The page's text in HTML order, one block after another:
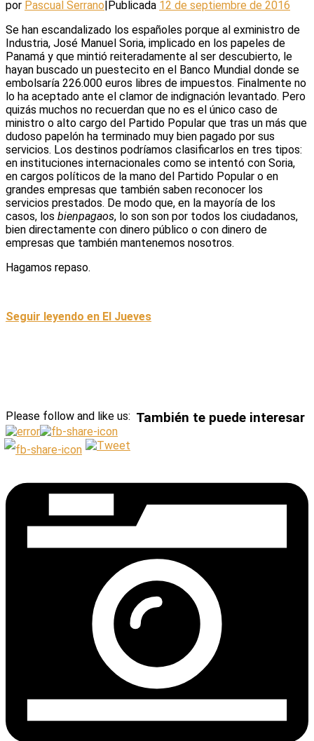
por Pascual Serrano|Publicada 12 de septiembre de 2016
Se han escandalizado los españoles porque al exministro de
Industria, José Manuel Soria, implicado en los papeles de
Panamá y que mintió reiteradamente al ser descubierto, le
hayan buscado un puestecito en el Banco Mundial donde se
embolsaría 226.000 euros libres de impuestos. Finalmente no
lo ha aceptado ante el clamor de indignación levantado. Pero
quizás muchos no recuerdan que no es el único caso de
ministro o alto cargo del Partido Popular que tras un más que
dudoso papelón ha terminado muy bien pagado por sus
servicios. Los destinos podríamos clasificarlos en tres tipos:
en instituciones internacionales como se intentó con Soria,
en cargos políticos de la mano del Partido Popular o en
grandes empresas que también saben reconocer los
servicios prestados. De modo que, en la mayoría de los
casos, los bienpagaos, lo son son por todos los ciudadanos,
bien directamente con dinero público o con dinero de
empresas que también mantenemos nosotros.
Hagamos repaso.
Seguir leyendo en El Jueves
Please follow and like us: También te puede interesar